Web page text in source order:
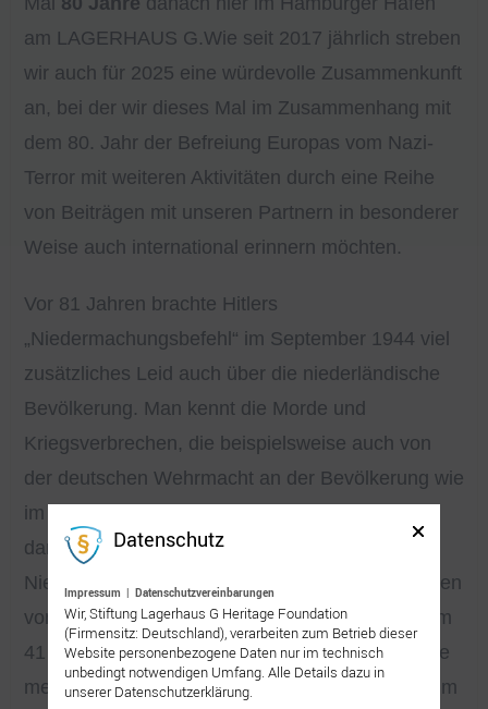
am LAGERHAUS G.Wie seit 2017 jährlich streben
wir auch für 2025 eine würdevolle Zusammenkunft
an, bei der wir dieses Mal im Zusammenhang mit
dem 80. Jahr der Befreiung Europas vom Nazi-
Terror mit weiteren Aktivitäten durch eine Reihe
von Beiträgen mit unseren Partnern in besonderer
Weise auch international erinnern möchten.
Vor 81 Jahren brachte Hitlers
„Niedermachungsbefehl“ im September 1944 viel
zusätzliches Leid auch über die niederländische
Bevölkerung. Man kennt die Morde und
Kriegsverbrechen, die beispielsweise auch von
der deutschen Wehrmacht an der Bevölkerung wie
im Oktober 1944 in Putten begangen wurden,
daran dass die Deportationen der jüdischen
Niederländer fast abgeschlossen, an die Tötungen
von Streikenden um die Ereignisse in Amsterdam
41 und 43 den Mai- bzw. 44 Bahnstreik sowie die
mehr als 20.000 niederländischen Hungertoten im
Datenschutz
Impressum | Datenschutzvereinbarungen
Wir, Stiftung Lagerhaus G Heritage Foundation
(Firmensitz: Deutschland), verarbeiten zum Betrieb dieser
Website personenbezogene Daten nur im technisch
unbedingt notwendigen Umfang. Alle Details dazu in
unserer Datenschutzerklärung.